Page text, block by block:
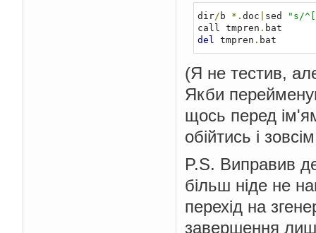
dir/ b *. doc sed
"s/
call tmpren .
del
tmpren . bat
(Я не тестив,
Якби
щось перед
обійтись і
P.S. Виправив
більш ніде не
перехід на
завершення